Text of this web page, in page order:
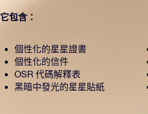
它包含：
個性化的星星證書
個性化的信件
OSR 代碼解釋表
黑暗中發光的星星貼紙